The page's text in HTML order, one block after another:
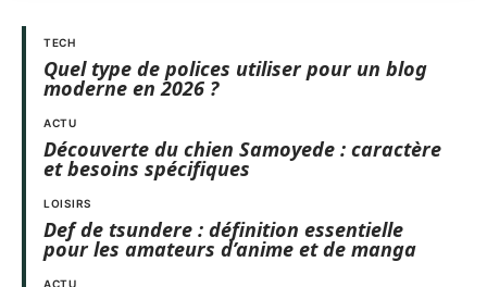
TECH
Quel type de polices utiliser pour un blog
moderne en 2026 ?
ACTU
Découverte du chien Samoyede : caractère
et besoins spécifiques
LOISIRS
Def de tsundere : définition essentielle
pour les amateurs d’anime et de manga
ACTU